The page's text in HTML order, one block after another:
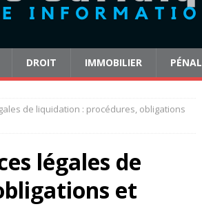
DROIT IMMOBILIER PÉNAL
de liquidation : procédures, obligations
légales de
et